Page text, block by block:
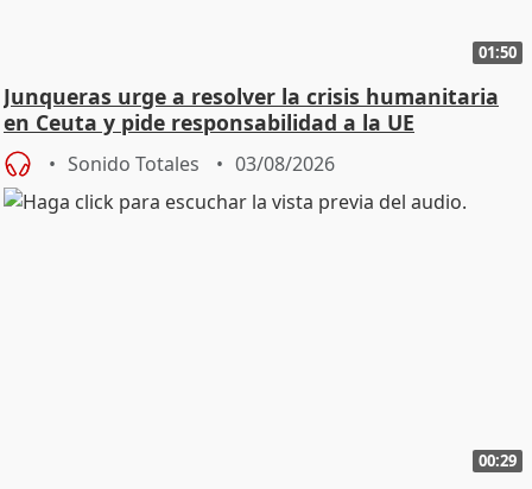
01:50
Junqueras urge a resolver la crisis humanitaria
en Ceuta y pide responsabilidad a la UE
Sonido Totales 03/08/2026
00:29